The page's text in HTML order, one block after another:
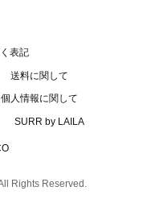
表記
送料に関して
個人情報に関して
SURR by LAILA
Rights Reserved.